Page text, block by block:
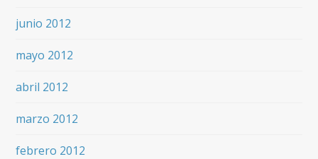
junio 2012
mayo 2012
abril 2012
marzo 2012
febrero 2012